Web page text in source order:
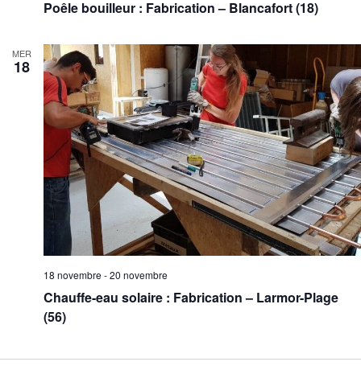
Poêle bouilleur : Fabrication – Blancafort (18)
MER
18
18 novembre -20 novembre
Chauffe-eau solaire : Fabrication – Larmor-Plage
(56)